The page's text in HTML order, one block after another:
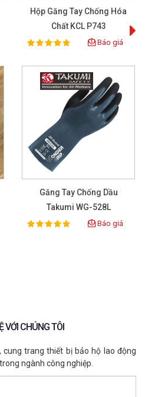
Hộp Găng Tay Chống Hóa
Chất KCL P743
Rating:
100% Báo giá
Găng Tay Chống Dầu
Takumi WG-528L
Rating:
100% Báo giá
VỚI CHÚNG TÔI
trang thiết bị bảo hộ lao động
ngành công nghiệp.